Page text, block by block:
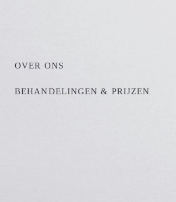
OVER ONS
BEHANDELINGEN & PRIJZEN